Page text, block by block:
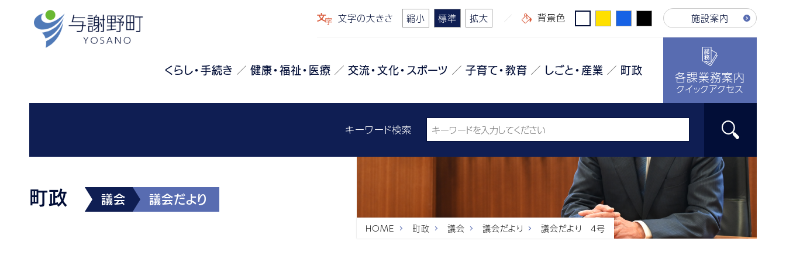
文字の大きさ 縮小 標準 拡大 背景色 施設案内
くらし・手続き 健康・福祉・医療 交流・文化・スポーツ 子育て・教育 しごと・産業 町政 各課業務案内
クイックアクセス
キーワード検索
町政 議会 議会だより
HOME 町政 議会 議会だより 議会だより 4号